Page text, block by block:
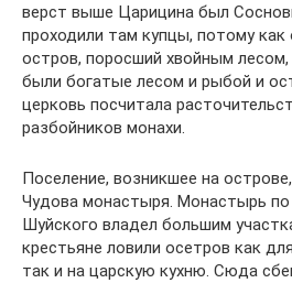
верст выше Царицина был
проходили там купцы, потому
остров, поросший хвойным
были богатые лесом и рыбой и
церковь посчитала
разбойников монахи.
Поселение, возникшее на
Чудова монастыря. Монастырь по
Шуйского владел большим
крестьяне ловили осетров как
так и на царскую кухню. Сюда